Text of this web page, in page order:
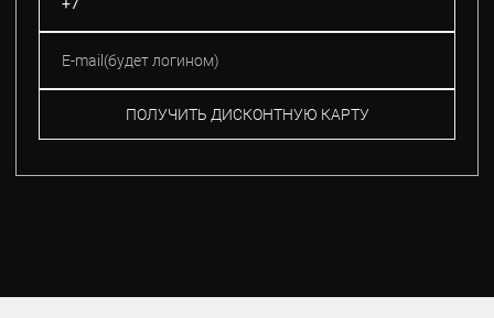
ПОЛУЧИТЬ ДИСКОНТНУЮ КАРТУ